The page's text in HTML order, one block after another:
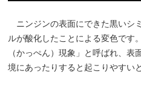
ニンジンの表面にできた黒いシ
ルが酸化したことによる変色です
（かっぺん）現象」と呼ばれ、
境にあったりすると起こりやすい